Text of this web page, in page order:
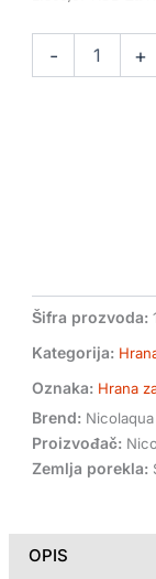
- +
Šifra prozvoda:
Kategorija:
Oznaka: Hrana
Brend:
Proizvođač:
Zemlja porekla:
OPIS